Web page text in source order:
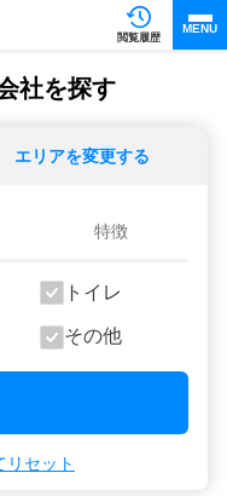
閲覧履歴
MENU
社を探す
エリアを変更する
特徴
トイレ
その他
リセット